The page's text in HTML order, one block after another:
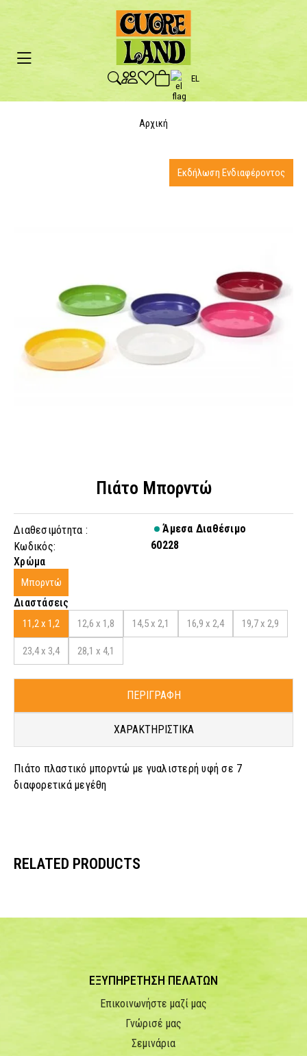
EL
Αρχική
Πιάτο Μπορντώ
Διαθεσιμότητα :
Άμεσα Διαθέσιμο
Κωδικός:
60228
Χρώμα
Μπορντώ
Διαστάσεις
11,2 x 1,2 12,6 x 1,8 14,5 x 2,1 16,9 x 2,4 19,7 x 2,9
23,4 x 3,4 28,1 x 4,1
ΠΕΡΙΓΡΑΦΗ
ΧΑΡΑΚΤΗΡΙΣΤΙΚΑ
Πιάτο πλαστικό μπορντώ με γυαλιστερή υφή σε 7
διαφορετικά μεγέθη
Εκδήλωση Ενδιαφέροντος
RELATED PRODUCTS
ΕΞΥΠΗΡΕΤΗΣΗ ΠΕΛΑΤΩΝ
Επικοινωνήστε μαζί μας
Γνώρισέ μας
Σεμινάρια